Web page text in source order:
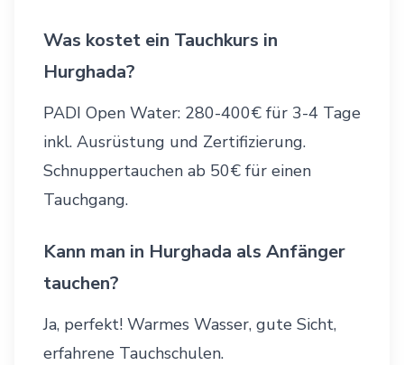
Was kostet ein Tauchkurs in
Hurghada?
PADI Open Water: 280-400€ für 3-4 Tage
inkl. Ausrüstung und Zertifizierung.
Schnuppertauchen ab 50€ für einen
Tauchgang.
Kann man in Hurghada als Anfänger
tauchen?
Ja, perfekt! Warmes Wasser, gute Sicht,
erfahrene Tauchschulen.